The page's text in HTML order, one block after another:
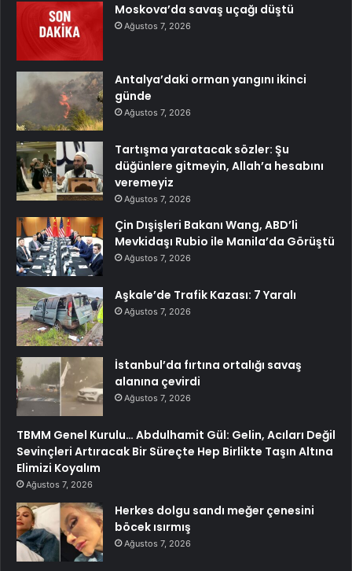
Moskova’da savaş uçağı düştü
Ağustos 7, 2026
Antalya’daki orman yangını ikinci
günde
Ağustos 7, 2026
Tartışma yaratacak sözler: Şu
düğünlere gitmeyin, Allah’a hesabını
veremeyiz
Ağustos 7, 2026
Çin Dışişleri Bakanı Wang, ABD’li
Mevkidaşı Rubio ile Manila’da Görüştü
Ağustos 7, 2026
Aşkale’de Trafik Kazası: 7 Yaralı
Ağustos 7, 2026
İstanbul’da fırtına ortalığı savaş
alanına çevirdi
Ağustos 7, 2026
TBMM Genel Kurulu… Abdulhamit Gül: Gelin, Acıları Değil
Sevinçleri Artıracak Bir Süreçte Hep Birlikte Taşın Altına
Elimizi Koyalım
Ağustos 7, 2026
Herkes dolgu sandı meğer çenesini
böcek ısırmış
Ağustos 7, 2026